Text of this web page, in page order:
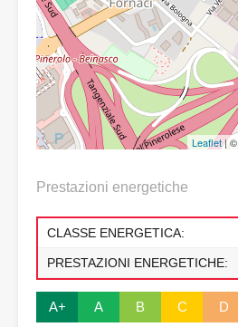
Leaflet| ©
Prestazioni energetiche
CLASSE ENERGETICA:
PRESTAZIONI ENERGETICHE:
A+ A B C D